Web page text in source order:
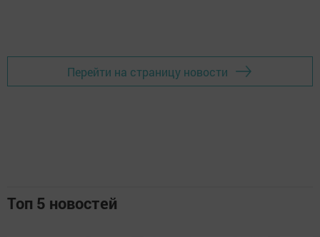
Перейти на страницу новости
Топ 5 новостей